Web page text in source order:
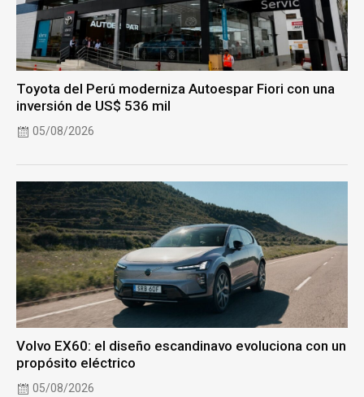
Toyota del Perú moderniza Autoespar Fiori con una
inversión de US$ 536 mil
05/08/2026
Volvo EX60: el diseño escandinavo evoluciona con un
propósito eléctrico
05/08/2026